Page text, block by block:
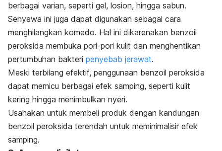
berbagai varian, seperti gel, losion, hingga sabun.
Senyawa ini juga dapat digunakan sebagai cara
menghilangkan komedo. Hal ini dikarenakan benzoil
peroksida membuka pori-pori kulit dan menghentikan
pertumbuhan bakteri penyebab jerawat.
Meski terbilang efektif, penggunaan benzoil peroksida
dapat memicu berbagai efek samping, seperti kulit
kering hingga menimbulkan nyeri.
Usahakan untuk membeli produk dengan kandungan
benzoil peroksida terendah untuk meminimalisir efek
samping.